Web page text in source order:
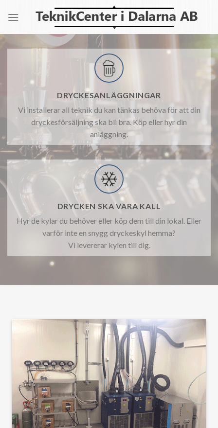
DRYCKESANLÄGGNINGAR
Vi installerar all teknik du kan tänkas behöva för att din
dryckesförsäljning ska bli bra. Köp eller hyr din
anläggning.
DRYCKEN SKA VARA KALL
Hyr de kylar du behöver eller köp dem till din lokal. Eller
varför inte en snygg dryckeskyl hemma?
Vi levererar kylen till dig.